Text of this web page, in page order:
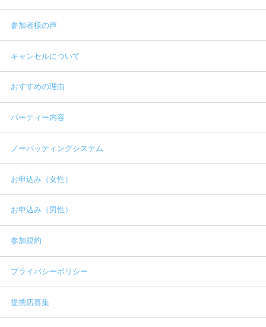
参加者様の声
キャンセルについて
おすすめの理由
パーティー内容
ノーバッティングシステム
お申込み（女性）
お申込み（男性）
参加規約
プライバシーポリシー
提携店募集